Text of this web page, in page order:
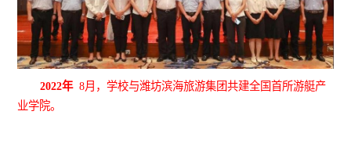
2022年8月，学校与潍坊滨海旅游集团共建全国首所游艇产
业学院。